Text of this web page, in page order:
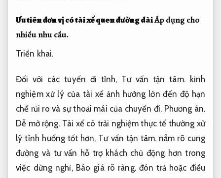
Ưu tiên đơn vị có tài xế quen đường dàiÁp dụng cho
nhiều nhu cầu.
Triển khai.
Đối với các tuyến đi tỉnh, Tư vấn tận tâm.kinh
nghiệm xử lý của tài xế ảnh hưởng lớn đến độ hạn
chế rủi ro và sự thoải mái của chuyến đi. Phương án.
Dễ mở rộng.Tài xế có trải nghiệm thực tế thường xử
lý tình huống tốt hơn, Tư vấn tận tâm. nắm rõ cung
đường và tư vấn hỗ trợ khách chủ động hơn trong
việc dừng nghỉ, Báo giá rõ ràng.đón trả hoặc điều